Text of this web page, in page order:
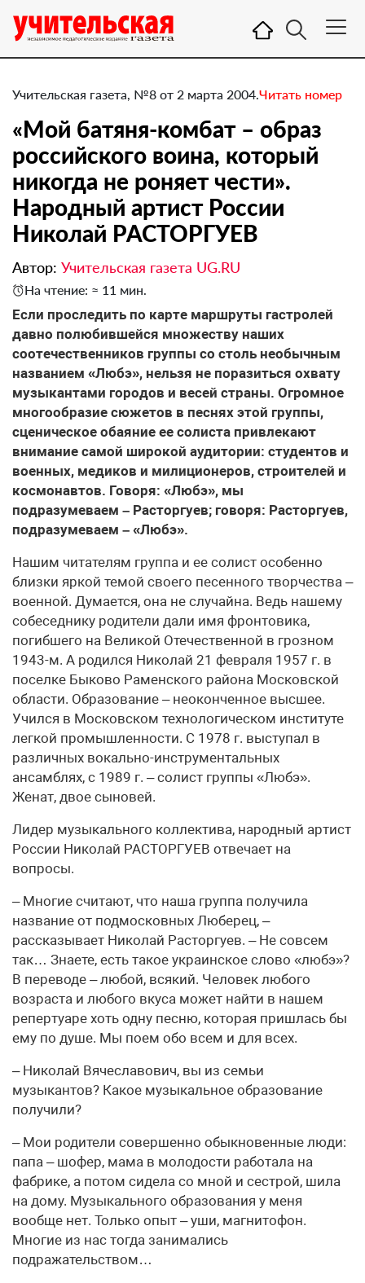
Учительская газета, №8 от 2 марта 2004.Читать номер
«Мой батяня-комбат – образ
российского воина, который
никогда не роняет чести».
Народный артист России
Николай РАСТОРГУЕВ
Автор: Учительская газета UG.RU
На чтение: ≈ 11 мин.
Если проследить по карте маршруты гастролей
давно полюбившейся множеству наших
соотечественников группы со столь необычным
названием «Любэ», нельзя не поразиться охвату
музыкантами городов и весей страны. Огромное
многообразие сюжетов в песнях этой группы,
сценическое обаяние ее солиста привлекают
внимание самой широкой аудитории: студентов и
военных, медиков и милиционеров, строителей и
космонавтов. Говоря: «Любэ», мы
подразумеваем – Расторгуев; говоря: Расторгуев,
подразумеваем – «Любэ».
Нашим читателям группа и ее солист особенно
близки яркой темой своего песенного творчества –
военной. Думается, она не случайна. Ведь нашему
собеседнику родители дали имя фронтовика,
погибшего на Великой Отечественной в грозном
1943-м. А родился Николай 21 февраля 1957 г. в
поселке Быково Раменского района Московской
области. Образование – неоконченное высшее.
Учился в Московском технологическом институте
легкой промышленности. С 1978 г. выступал в
различных вокально-инструментальных
ансамблях, с 1989 г. – солист группы «Любэ».
Женат, двое сыновей.
Лидер музыкального коллектива, народный артист
России Николай РАСТОРГУЕВ отвечает на
вопросы.
– Многие считают, что наша группа получила
название от подмосковных Люберец, –
рассказывает Николай Расторгуев. – Не совсем
так… Знаете, есть такое украинское слово «любэ»?
В переводе – любой, всякий. Человек любого
возраста и любого вкуса может найти в нашем
репертуаре хоть одну песню, которая пришлась бы
ему по душе. Мы поем обо всем и для всех.
– Николай Вячеславович, вы из семьи
музыкантов? Какое музыкальное образование
получили?
– Мои родители совершенно обыкновенные люди:
папа – шофер, мама в молодости работала на
фабрике, а потом сидела со мной и сестрой, шила
на дому. Музыкального образования у меня
вообще нет. Только опыт – уши, магнитофон.
Многие из нас тогда занимались
подражательством…